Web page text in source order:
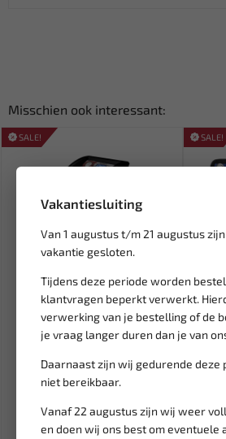
Vakantiesluiting
Van 1 augustus t/m 21 augustus
vakantie gesloten.
Tijdens deze periode worden
klantvragen beperkt verwerkt.
verwerking van je bestelling of de
je vraag langer duren dan je van
Daarnaast zijn wij gedurende deze
niet bereikbaar.
Vanaf 22 augustus zijn wij weer
en doen wij ons best om eventuele
Misschien ook interessant:
SALE!
Leverbaar
WEBER TOOLS Advance
airconditioning service
4.112,97
SALE!